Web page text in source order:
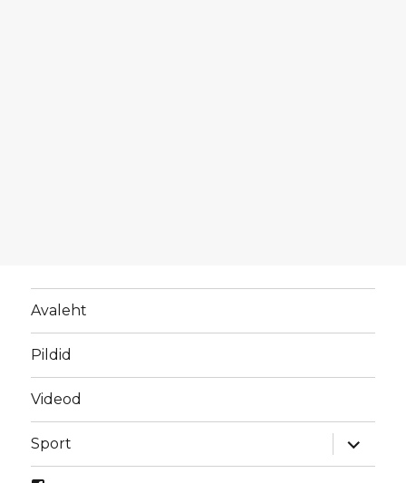
Avaleht
Pildid
Videod
Sport
laienda